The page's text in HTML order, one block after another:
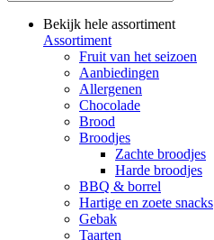
Bekijk hele assortiment
Assortiment
Fruit van het seizoen
Aanbiedingen
Allergenen
Chocolade
Brood
Broodjes
Zachte broodjes
Harde broodjes
BBQ & borrel
Hartige en zoete snacks
Gebak
Taarten